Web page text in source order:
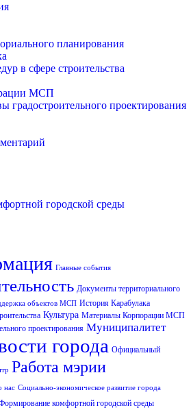
планирования
в сфере строительства
МСП
градостроительного проектирования
городской среды
Главные события
Документы территориального
объектов МСП История Карабулака
Культура Материалы Корпорации МСП
проектирования Муниципалитет
города Официальный
Работа мэрии
нас Социально-экономическое развитие города
комфортной городской среды